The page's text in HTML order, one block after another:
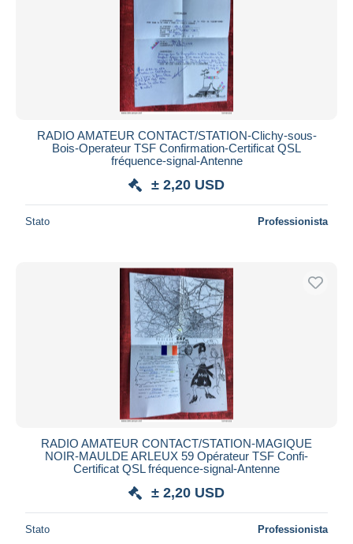
RADIO AMATEUR CONTACT/STATION-Clichy-sous-
Bois-Operateur TSF Confirmation-Certificat QSL
fréquence-signal-Antenne
± 2,20 USD
Stato Professionista
RADIO AMATEUR CONTACT/STATION-MAGIQUE
NOIR-MAULDE ARLEUX 59 Opérateur TSF Confi-
Certificat QSL fréquence-signal-Antenne
± 2,20 USD
Stato Professionista